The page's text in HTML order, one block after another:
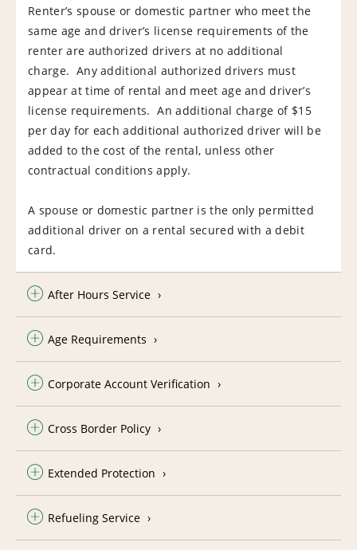
Renter’s spouse or domestic partner who meet the
same age and driver’s license requirements of the
renter are authorized drivers at no additional
charge. Any additional authorized drivers must
appear at time of rental and meet age and driver’s
license requirements. An additional charge of $15
per day for each additional authorized driver will be
added to the cost of the rental, unless other
contractual conditions apply.
A spouse or domestic partner is the only permitted
additional driver on a rental secured with a debit
card.
After Hours Service
Age Requirements
Corporate Account Verification
Cross Border Policy
Extended Protection
Refueling Service